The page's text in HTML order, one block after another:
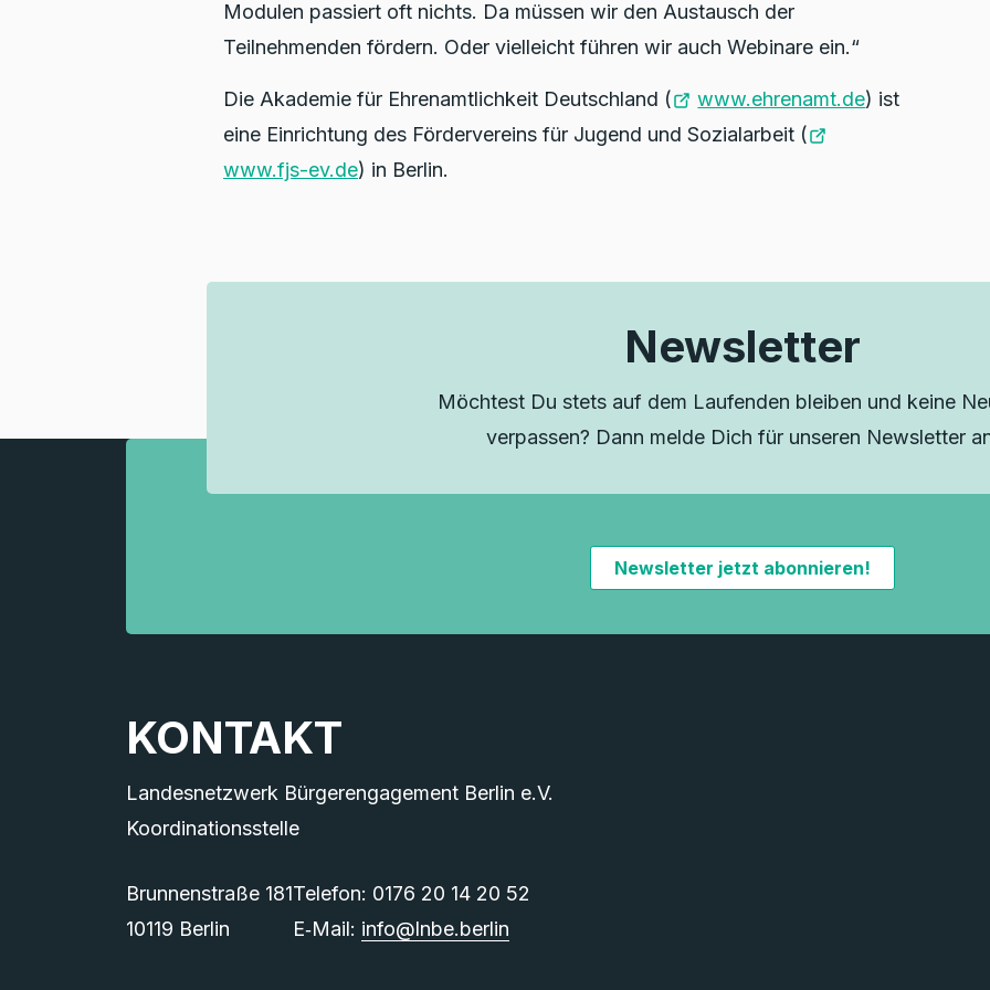
Modulen passiert oft nichts. Da müssen wir den Austausch der
Teilnehmenden fördern. Oder vielleicht führen wir auch Webinare ein.“
Die Akademie für Ehrenamtlichkeit Deutschland ( www.ehrenamt.de) ist
eine Einrichtung des Fördervereins für Jugend und Sozialarbeit (
www.fjs-ev.de) in Berlin.
Newsletter
Möchtest Du stets auf dem Laufenden bleiben und keine
verpassen? Dann melde Dich für unseren Newsletter
Newsletter jetzt abonnieren!
KONTAKT
Landesnetzwerk Bürgerengagement Berlin e.V.
Koordinationsstelle
Brunnenstraße 181
10119 Berlin
Telefon: 0176 20 14 20 52
E‑Mail: info@lnbe.berlin